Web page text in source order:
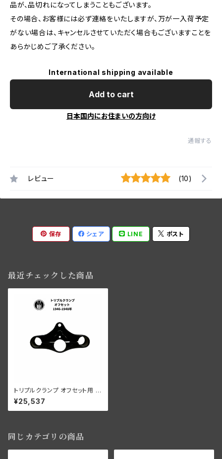
品が、品切れになってしまうこともございます。
その場合、お客様には必ず連絡をいたしますが、万が一入荷予定
がない場合は、キャンセルさせていただく場合もございますことを
あらかじめご了承ください。
International shipping available
Add to cart
日本国内にお住まいの方向け
通報する
レビュー (10)
保存 シェア LINE ポスト
最近チェックした商品
トリプルクランプ オフセット用 ハ
ーレーダビッドソン 1946-48年
ブラック 鍛造
¥25,537
同じカテゴリの商品